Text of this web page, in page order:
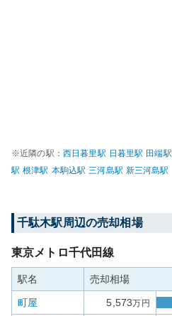
※近隣の駅： 西日暮里駅 日暮里駅 田端駅
駅 根津駅 本駒込駅 三河島駅 新三河島駅
千駄木駅周辺の売却相場
東京メトロ千代田線
駅名 売却相場
町屋 5,573万円